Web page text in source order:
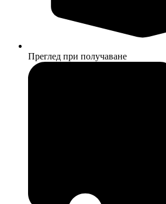
Преглед при получаване